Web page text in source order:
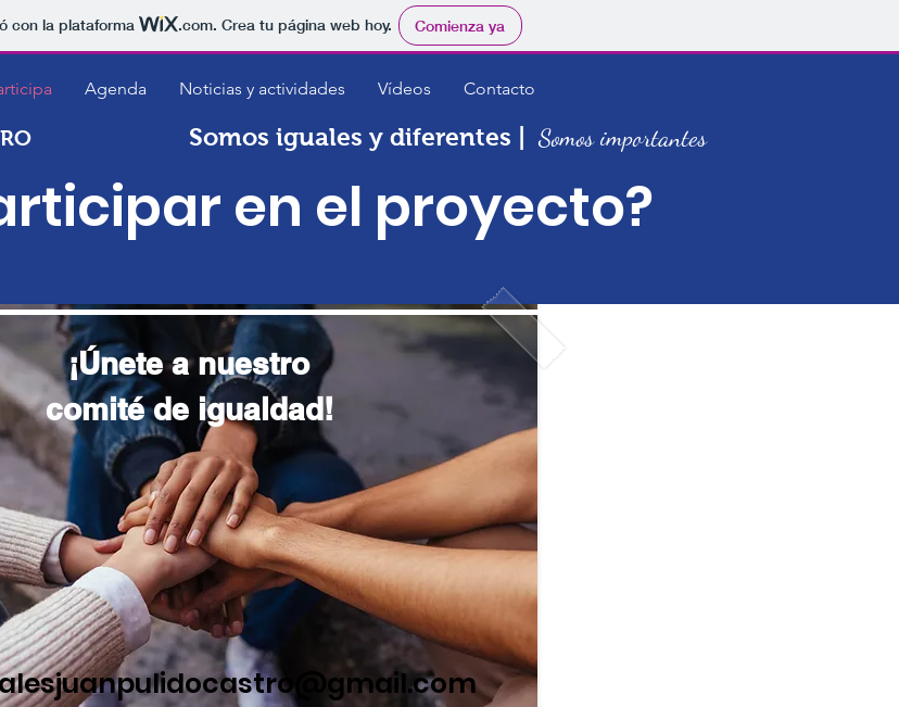
con la plataforma .com. Crea tu página web hoy. Comienza ya
Agenda Noticias y actividades Vídeos Contacto
Somos iguales y diferentes | Somos importantes
en el proyecto?
¡Únete a nuestro
comité de igualdad!